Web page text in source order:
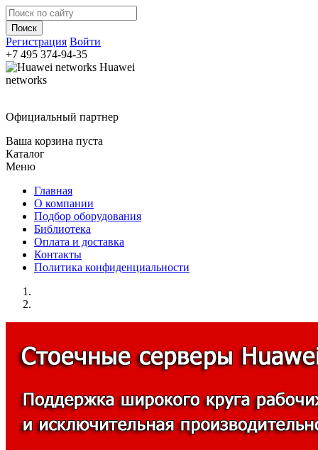
Регистрация Войти
+7 495 374-94-35
Huawei
networks
Официальный партнер
Ваша корзина пуста
Каталог
Меню
Главная
О компании
Подбор оборудования
Библиотека
Оплата и доставка
Контакты
Политика конфиденциальности